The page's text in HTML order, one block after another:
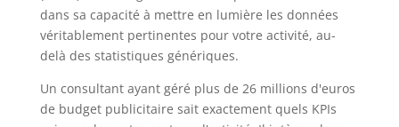
dans sa capacité à mettre en lumière les données
véritablement pertinentes pour votre activité, au-
delà des statistiques génériques.
Un consultant ayant géré plus de 26 millions d'euros
de budget publicitaire sait exactement quels KPIs